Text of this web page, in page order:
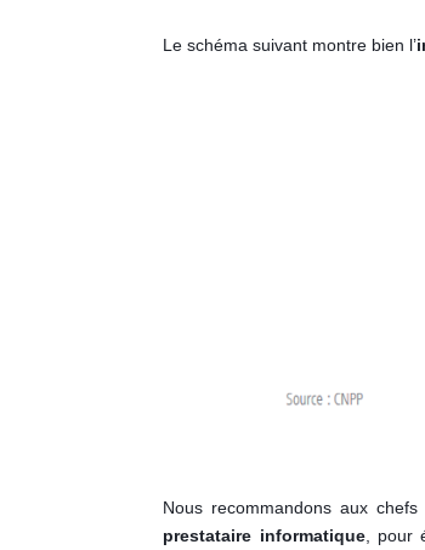
Le schéma suivant montre bien l’
Nous recommandons aux
prestataire informatique, pour